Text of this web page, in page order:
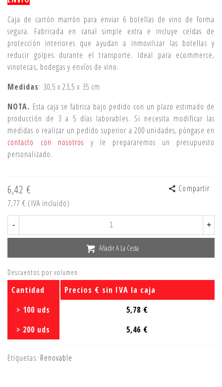
Caja de cartón marrón para enviar 6 botellas de vino de forma
segura. Fabricada en canal simple extra e incluye celdas de
protección interiores que ayudan a inmovilizar las botellas y
reducir golpes durante el transporte. Ideal para ecommerce,
vinotecas, bodegas y envíos de vino.
Medidas: 30,5 x 23,5 x 35 cm
NOTA. Esta caja se fabrica bajo pedido con un plazo estimado de
producción de 3 a 5 días laborables. Si necesita modificar las
medidas o realizar un pedido superior a 200 unidades, póngase en
contacto con nosotros y le prepararemos un presupuesto
personalizado.
6,42 €
7,77 € (IVA incluido)
Compartir
- +
Añadir A La Cesta
Descuentos por volumen
Cantidad
Precios € sin IVA la caja
> 100 uds
5,78 €
> 200 uds
5,46 €
Etiquetas: Renovable